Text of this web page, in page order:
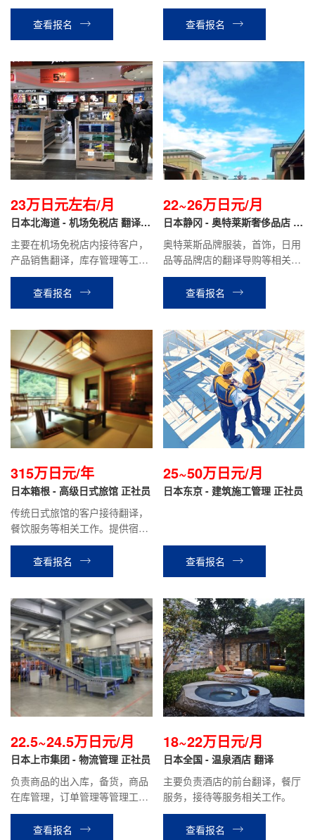
调与管理。如学校学校、市民中
心等公共工程项目，商业楼、住
宅楼等民间工程项目。
查看报名
品品牌的销售翻译工作。
查看报名
23万日元左右/月
日本北海道 - 机场免税店 翻译导
购
主要在机场免税店内接待客户，
产品销售翻译，库存管理等工
作。
查看报名
22~26万日元/月
日本静冈 - 奥特莱斯奢侈品店 翻
译导购
奥特莱斯品牌服装，首饰，日用
品等品牌店的翻译导购等相关工
作。
查看报名
315万日元/年
日本箱根 - 高级日式旅馆 正社员
传统日式旅馆的客户接待翻译，
餐饮服务等相关工作。提供宿
舍，单人间|生活成本低，0压
力！正社员，績工作有保障|有带
薪体假，员工旅行，福利拉满！
查看报名
25~50万日元/月
日本东京 - 建筑施工管理 正社员
查看报名
22.5~24.5万日元/月
日本上市集团 - 物流管理 正社员
负责商品的出入库，备货，商品
在库管理，订单管理等管理工
作。 负责物流中心系统的管理，
兼职及留学生，技能实习生等的
查看报名
18~22万日元/月
日本全国 - 温泉酒店 翻译
主要负责酒店的前台翻译，餐厅
服务，接待等服务相关工作。
查看报名